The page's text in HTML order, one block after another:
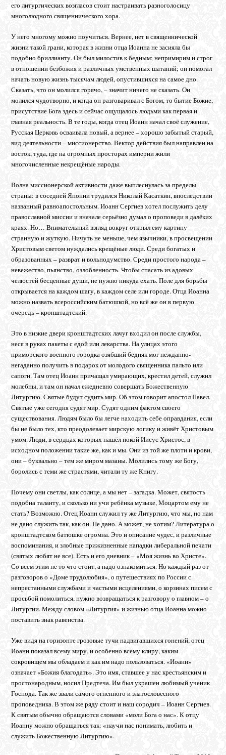
его литургических возгласов стоит настраивать разноголосицу
многолюдного священнического хора.
У него многому можно поучиться. Вернее, нет в священнической
жизни такой грани, которая в жизни отца Иоанна не засияла бы
подобно бриллианту. Он был милостив к бедным; непримирим и строг
в отношении безбожия и различных умственных шатаний; он помогал
начать новую жизнь тысячам людей, опустившихся на самое дно.
Сказать, что он молился горячо, – значит ничего не сказать. Он
молился чудотворно, и когда он разговаривал с Богом, то бытие Божие,
присутствие Бога здесь и сейчас ощущалось людьми как первая и
главная реальность. В те годы, когда отец Иоанн начал своё служение,
Русская Церковь осваивала новый, а вернее – хорошо забытый старый,
вид деятельности – миссионерство. Вектор действия был направлен на
восток, туда, где на огромных просторах империи жили
многочисленные некрещёные народы.
Волна миссионерской активности даже выплеснулась за пределы
страны: в соседней Японии трудился Николай Касаткин, впоследствии
названный равноапостольным. Иоанн Сергиев хотел послужить делу
православной миссии и вначале серьёзно думал о проповеди в далёких
краях. Но… Внимательный взгляд вокруг открыл ему картину
странную и жуткую. Ничуть не меньше, чем язычники, в просвещении
Христовым светом нуждались крещёные люди. Среди богатых и
образованных – разврат и вольнодумство. Среди простого народа –
невежество, пьянство, озлобленность. Чтобы спасать из адовых
челюстей бесценные души, не нужно никуда ехать. Поле для борьбы
открывается на каждом шагу, в каждом селе или городе. Отца Иоанна
можно назвать всероссийским батюшкой, но всё же он в первую
очередь – кронштадтский.
Это в низкие двери кронштадтских лачуг входил он после службы,
неся в руках пакеты с едой или лекарства. На улицах этого
приморского военного городка озябший бедняк мог нежданно-
негаданно получить в подарок от молодого священника пальто или
сапоги. Там отец Иоанн причащал умирающих, крестил детей, служил
молебны, и там он начал ежедневно совершать Божественную
Литургию. Святые будут судить мир. Об этом говорит апостол Павел.
Святые уже сегодня судят мир. Судят одним фактом своего
существования. Людям было бы легче находить себе оправдания, если
бы не было тех, кто преодолевает мирскую логику и живёт Христовым
умом. Люди, в сердцах которых нашёл покой Иисус Христос, в
исходном положении такие же, как и мы. Они из той же плоти и крови,
они – буквально – тем же миром мазаны. Молились тому же Богу,
боролись с теми же страстями, читали ту же Книгу.
Почему они светлы, как солнце, а мы нет – загадка. Может, святость
подобна таланту, и сколько ни учи ребёнка музыке, Моцартом ему не
стать? Возможно. Отец Иоанн служил ту же Литургию, что мы, но нам
не дано служить так, как он. Не дано. А может, не хотим? Литература о
кронштадтском батюшке огромна. Это и описание чудес, и различные
воспоминания, и злобные прижизненные нападки либеральной печати
(святых любят не все). Есть и его дневник – «Моя жизнь во Христе».
Со всем этим не то что стоит, а надо ознакомиться. Но каждый раз от
разговоров о «Доме трудолюбия», о путешествиях по России с
непрестанными службами и частыми исцелениями, о корзинах писем с
просьбой помолиться, нужно возвращаться к разговору о главном – о
Литургии. Между словом «Литургия» и жизнью отца Иоанна можно
поставить знак равенства.
Уже видя на горизонте грозовые тучи надвигавшихся гонений, отец
Иоанн показал всему миру, и особенно всему клиру, каким
сокровищем мы обладаем и как им надо пользоваться. «Иоанн»
означает «Божия благодать». Это имя, ставшее у нас крестьянским и
простонародным, носил Предтеча. Им был украшен любимый ученик
Господа. Так же звали самого огненного и златословесного
проповедника. В этом же ряду стоит и наш сородич – Иоанн Сергиев.
К святым обычно обращаются словами «моли Бога о нас». К отцу
Иоанну можно обращаться так: «научи нас понимать, любить и
служить Божественную Литургию».